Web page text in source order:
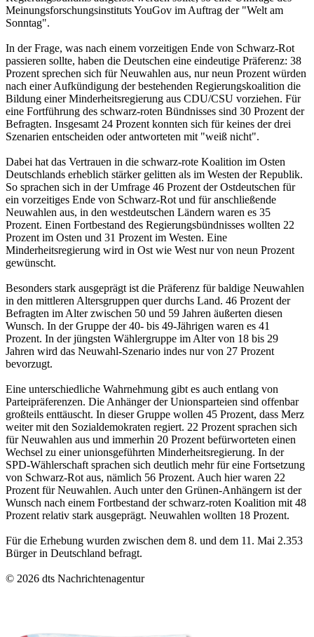
Meinungsforschungsinstituts YouGov im Auftrag der "Welt am
Sonntag".
In der Frage, was nach einem vorzeitigen Ende von Schwarz-Rot
passieren sollte, haben die Deutschen eine eindeutige Präferenz: 38
Prozent sprechen sich für Neuwahlen aus, nur neun Prozent würden
nach einer Aufkündigung der bestehenden Regierungskoalition die
Bildung einer Minderheitsregierung aus CDU/CSU vorziehen. Für
eine Fortführung des schwarz-roten Bündnisses sind 30 Prozent der
Befragten. Insgesamt 24 Prozent konnten sich für keines der drei
Szenarien entscheiden oder antworteten mit "weiß nicht".
Dabei hat das Vertrauen in die schwarz-rote Koalition im Osten
Deutschlands erheblich stärker gelitten als im Westen der Republik.
So sprachen sich in der Umfrage 46 Prozent der Ostdeutschen für
ein vorzeitiges Ende von Schwarz-Rot und für anschließende
Neuwahlen aus, in den westdeutschen Ländern waren es 35
Prozent. Einen Fortbestand des Regierungsbündnisses wollten 22
Prozent im Osten und 31 Prozent im Westen. Eine
Minderheitsregierung wird in Ost wie West nur von neun Prozent
gewünscht.
Besonders stark ausgeprägt ist die Präferenz für baldige Neuwahlen
in den mittleren Altersgruppen quer durchs Land. 46 Prozent der
Befragten im Alter zwischen 50 und 59 Jahren äußerten diesen
Wunsch. In der Gruppe der 40- bis 49-Jährigen waren es 41
Prozent. In der jüngsten Wählergruppe im Alter von 18 bis 29
Jahren wird das Neuwahl-Szenario indes nur von 27 Prozent
bevorzugt.
Eine unterschiedliche Wahrnehmung gibt es auch entlang von
Parteipräferenzen. Die Anhänger der Unionsparteien sind offenbar
großteils enttäuscht. In dieser Gruppe wollen 45 Prozent, dass Merz
weiter mit den Sozialdemokraten regiert. 22 Prozent sprachen sich
für Neuwahlen aus und immerhin 20 Prozent befürworteten einen
Wechsel zu einer unionsgeführten Minderheitsregierung. In der
SPD-Wählerschaft sprachen sich deutlich mehr für eine Fortsetzung
von Schwarz-Rot aus, nämlich 56 Prozent. Auch hier waren 22
Prozent für Neuwahlen. Auch unter den Grünen-Anhängern ist der
Wunsch nach einem Fortbestand der schwarz-roten Koalition mit 48
Prozent relativ stark ausgeprägt. Neuwahlen wollten 18 Prozent.
Für die Erhebung wurden zwischen dem 8. und dem 11. Mai 2.353
Bürger in Deutschland befragt.
© 2026 dts Nachrichtenagentur